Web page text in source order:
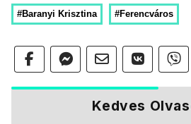
#Baranyi Krisztina #Ferencváros
Kedves